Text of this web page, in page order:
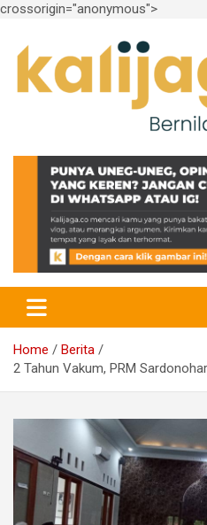
crossorigin="anonymous">
content
kalijaga.co
Home
Berita
2 Tahun Vakum, PRM